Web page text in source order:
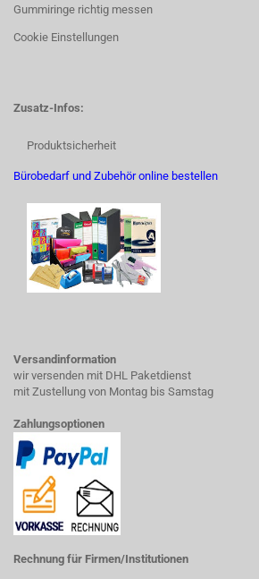
Gummiringe richtig messen
Cookie Einstellungen
Zusatz-Infos:
Produktsicherheit
Bürobedarf und Zubehör online bestellen
Versandinformation
wir versenden mit DHL Paketdienst
mit Zustellung von Montag bis Samstag
Zahlungsoptionen
Rechnung für Firmen/Institutionen